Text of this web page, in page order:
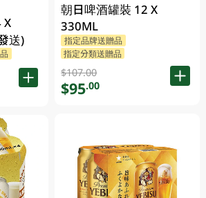
X
送)
朝日啤酒罐裝 12 X
330ML
指定品牌送贈品
指定分類送贈品
$107.00
$95.00